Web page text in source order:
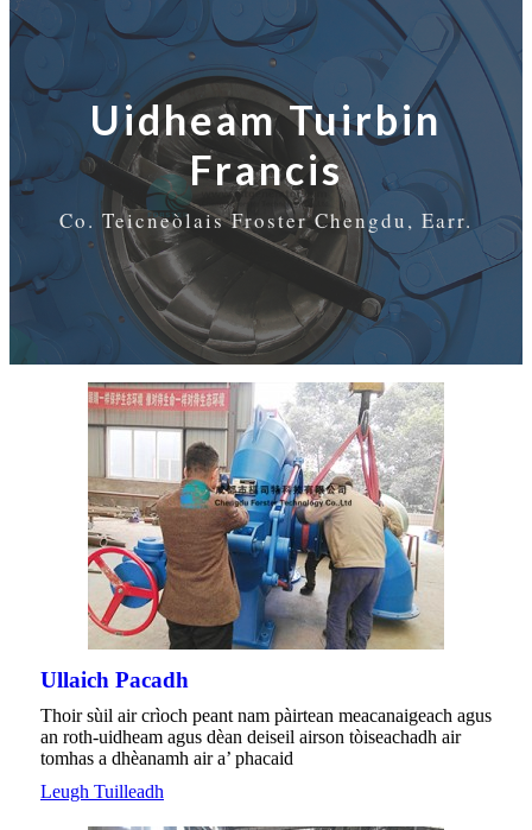
Uidheam Tuirbin
Francis
Co. Teicneòlais Froster Chengdu, Earr.
Ullaich Pacadh
Thoir sùil air crìoch peant nam pàirtean meacanaigeach agus
an roth-uidheam agus dèan deiseil airson tòiseachadh air
tomhas a dhèanamh air a’ phacaid
Leugh Tuilleadh